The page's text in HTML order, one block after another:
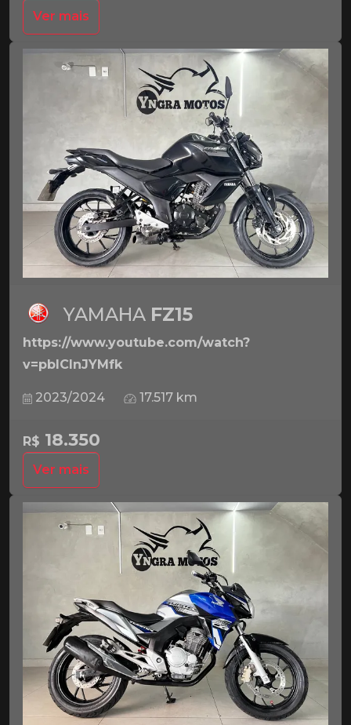
Ver mais
YAMAHA FZ15
https://www.youtube.com/watch?
v=pbICInJYMfk
2023/2024 17.517 km
R$ 18.350
Ver mais